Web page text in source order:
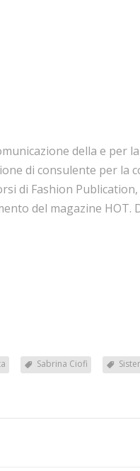
della e per
di consulente per la
di Fashion
del magazine HOT.
Sabrina Ciofi